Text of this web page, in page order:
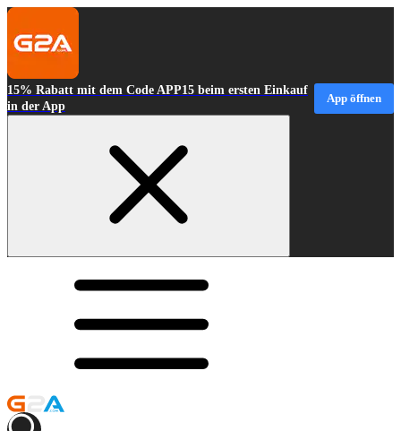
15% Rabatt mit dem Code APP15 beim ersten Einkauf
in der App
App öffnen